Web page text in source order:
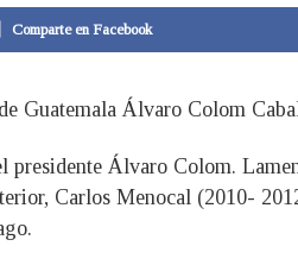
Comparte en Facebook
Guatemala Álvaro Colom
presidente Álvaro Colom.
Carlos Menocal (2010-